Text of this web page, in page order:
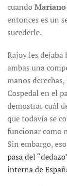
cuando
entonces es un
sucederle.
Rajoy les dejaba
ambas una
manos
Cospedal en el
demostrar cuál
que todavía se
funcionar como
Sin embargo,
pasa del
interna de